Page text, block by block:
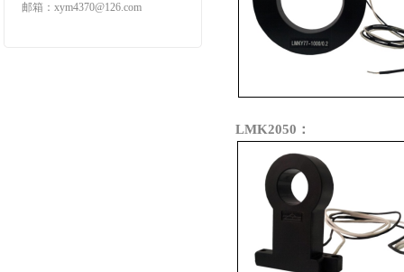
邮箱：xym4370@126.com
LMK2050：